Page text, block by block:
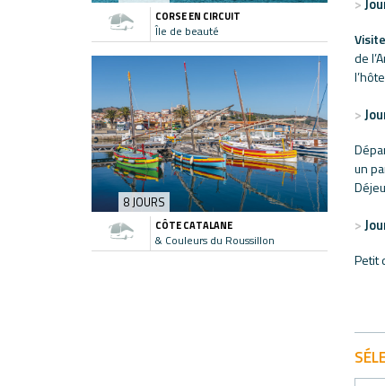
de
un
Petit
CORSE EN CIRCUIT
Île de beauté
8 JOURS
CÔTE CATALANE
& Couleurs du Roussillon